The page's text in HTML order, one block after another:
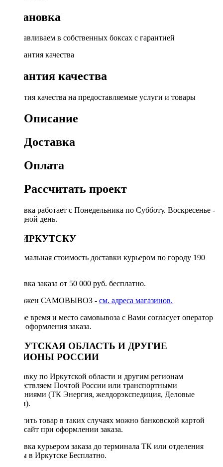
Установка
Устанавливаем в собственных боксах с гарантией
Гарантия качества
Гарантия качества на предоставляемые услуги и товары
Описание
Доставка
Оплата
Рассчитать проект
Доставка работает с Понедельника по Субботу. Воскресенье -
выходной день.
ПО ИРКУТСКУ
Минимальная стоимость доставки курьером по городу 190
Доставка заказа от 50 000 руб. бесплатно.
Возможен САМОВЫВОЗ - см. адреса магазинов.
Точное время и место самовывоза с Вами согласует оператор
после оформления заказа.
ИРКУТСКАЯ ОБЛАСТЬ И ДРУГИЕ
РЕГИОНЫ РОССИИ
Отправку по Иркутской области и другим регионам
осуществляем Почтой России или транспортными
компаниями (ТК Энергия, желдорэкспедиция, Деловые
линии).
Оплатить товар в таких случаях можно банковской картой
через сайт при оформлении заказа.
Доставка курьером заказа до терминала ТК или отделения
Почты в Иркутске Бесплатно.